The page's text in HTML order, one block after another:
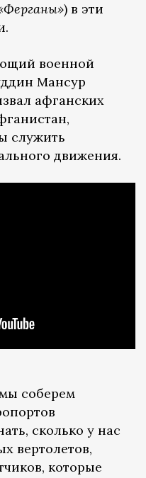
) в эти
военной
Мансур
афганских
служить
движения.
соберем
сколько у нас
вертолетов,
которые